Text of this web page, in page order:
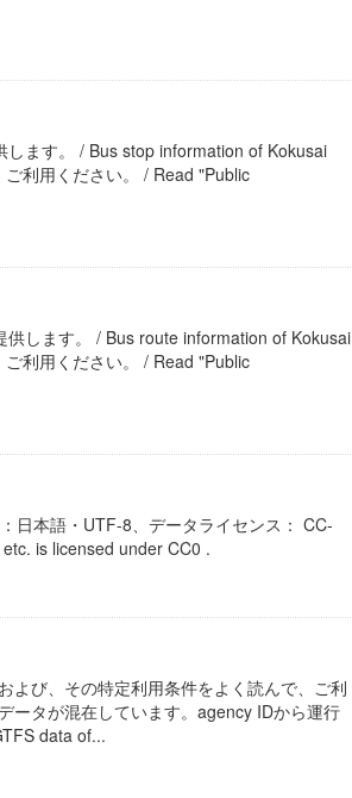
します。 / Bus stop information of Kokusai
利用ください。 / Read "Public
供します。 / Bus route information of Kokusai
利用ください。 / Read "Public
日本語・UTF-8、データライセンス： CC-
is licensed under CC0 .
よび、その特定利用条件をよく読んで、ご利
ータが混在しています。agency IDから運行
data of...